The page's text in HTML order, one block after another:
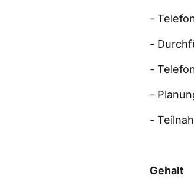
-
-
-
-
-
Gehalt